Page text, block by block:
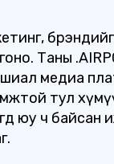
Таны
медиа
тул
юу ч байсан